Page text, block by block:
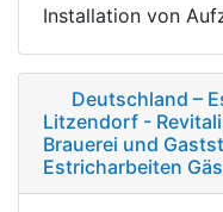
Installation von
Deutschland –
Litzendorf -
Brauerei und
Estricharbeiten